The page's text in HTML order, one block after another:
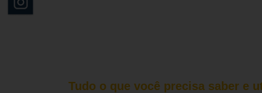
Tudo o que você precisa saber e